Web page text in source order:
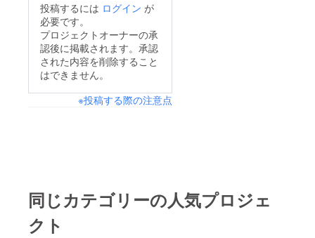
投稿するには ログイン が
必要です。
プロジェクトオーナーの承
認後に掲載されます。承認
された内容を削除すること
はできません。
※投稿する際の注意点
同じカテゴリーの人気プロジェ
クト